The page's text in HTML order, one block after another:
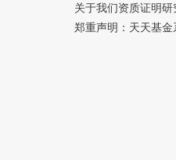
关于我们资质证明研
郑重声明：天天基金系